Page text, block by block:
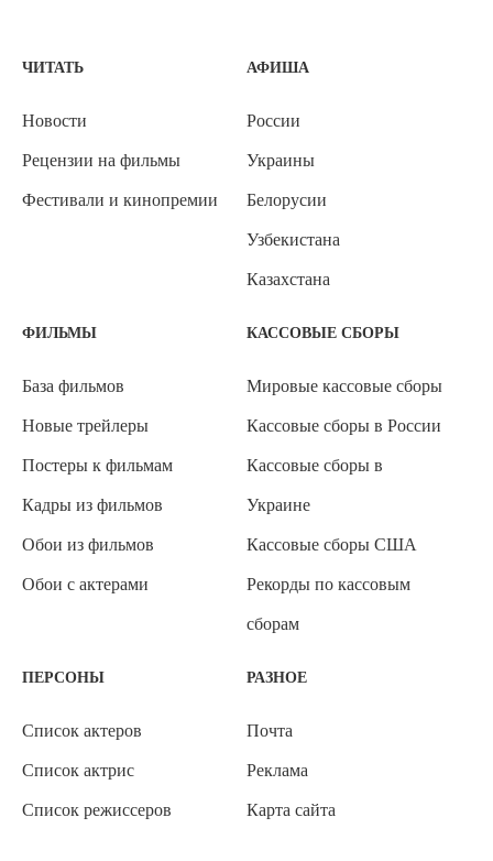
ЧИТАТЬ
Новости
Рецензии на фильмы
Фестивали и кинопремии
АФИША
России
Украины
Белорусии
Узбекистана
Казахстана
ФИЛЬМЫ
База фильмов
Новые трейлеры
Постеры к фильмам
Кадры из фильмов
Обои из фильмов
Обои с актерами
КАССОВЫЕ СБОРЫ
Мировые кассовые сборы
Кассовые сборы в России
Кассовые сборы в
Украине
Кассовые сборы США
Рекорды по кассовым
сборам
ПЕРСОНЫ
Список актеров
Список актрис
Список режиссеров
РАЗНОЕ
Почта
Реклама
Карта сайта